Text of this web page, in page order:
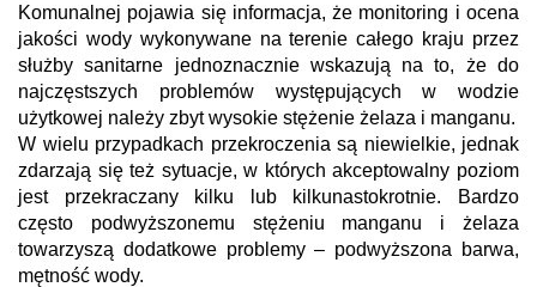
Komunalnej pojawia się informacja, że monitoring i ocena
jakości wody wykonywane na terenie całego kraju przez
służby sanitarne jednoznacznie wskazują na to, że do
najczęstszych problemów występujących w wodzie
użytkowej należy zbyt wysokie stężenie żelaza i manganu.
W wielu przypadkach przekroczenia są niewielkie, jednak
zdarzają się też sytuacje, w których akceptowalny poziom
jest przekraczany kilku lub kilkunastokrotnie. Bardzo
często podwyższonemu stężeniu manganu i żelaza
towarzyszą dodatkowe problemy – podwyższona barwa,
mętność wody.